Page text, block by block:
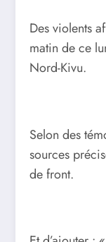
Des violents
matin de ce
Nord-Kivu.
Selon des
sources
de front.